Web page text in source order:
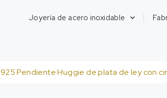
Joyería de acero inoxidable
925 Pendiente Huggie de plata de ley con